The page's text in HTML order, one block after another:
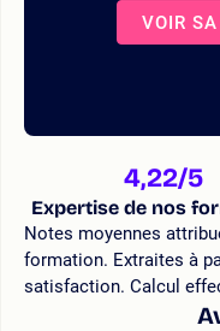
VOIR
4,22/5
Expertise de nos
Notes moyennes
formation. Extraites à
satisfaction. Calcul